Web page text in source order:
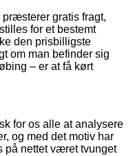
præsterer gratis fragt,
for et bestemt
den prisbilligste
om man befinder sig
– er at få kørt
for os alle at analysere
og med det motiv har
på nettet været tvunget